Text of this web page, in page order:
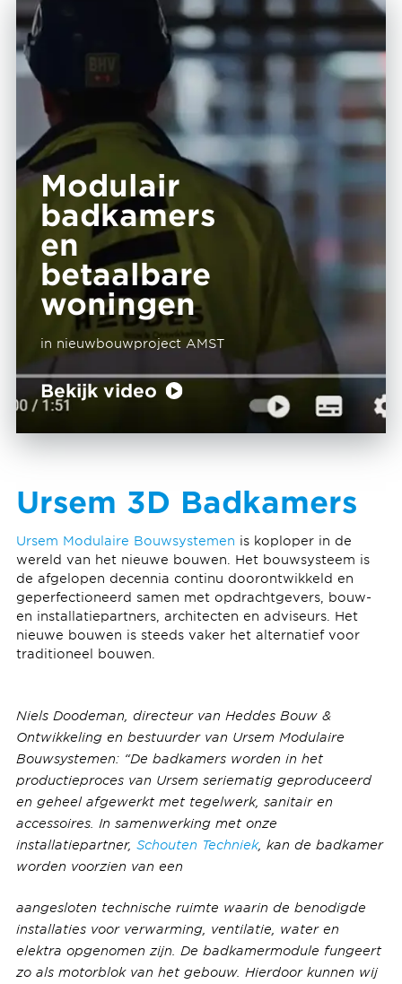
Modulair
badkamers
en
betaalbare
woningen
in nieuwbouwproject AMST
Bekijk video
Ursem 3D Badkamers
Ursem Modulaire Bouwsystemen is koploper in de
wereld van het nieuwe bouwen. Het bouwsysteem is
de afgelopen decennia continu doorontwikkeld en
geperfectioneerd samen met opdrachtgevers, bouw-
en installatiepartners, architecten en adviseurs. Het
nieuwe bouwen is steeds vaker het alternatief voor
traditioneel bouwen.
Niels Doodeman, directeur van Heddes Bouw &
Ontwikkeling en bestuurder van Ursem Modulaire
Bouwsystemen: “De badkamers worden in het
productieproces van Ursem seriematig geproduceerd
en geheel afgewerkt met tegelwerk, sanitair en
accessoires. In samenwerking met onze
installatiepartner, Schouten Techniek, kan de badkamer
worden voorzien van een
aangesloten technische ruimte waarin de benodigde
installaties voor verwarming, ventilatie, water en
elektra opgenomen zijn. De badkamermodule fungeert
zo als motorblok van het gebouw. Hierdoor kunnen wij